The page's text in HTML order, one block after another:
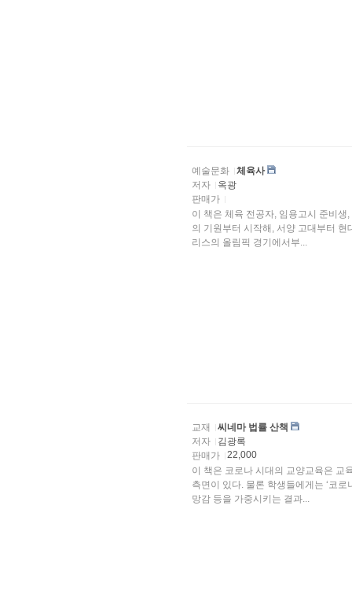
예술문화
체육사
저자
옥광
판매가
이 책은 체육 전공자, 임용고시 준비
의 기원부터 시작해, 서양 고대부터
리스의 올림픽 경기에서부...
교재
씨네마 법률 산책
저자
김광록
판매가
22,000
이 책은 코로나 시대의 교양교육은 교
측면이 있다. 물론 학생들에게는 ‘코
망감 등을 가중시키는 결과...